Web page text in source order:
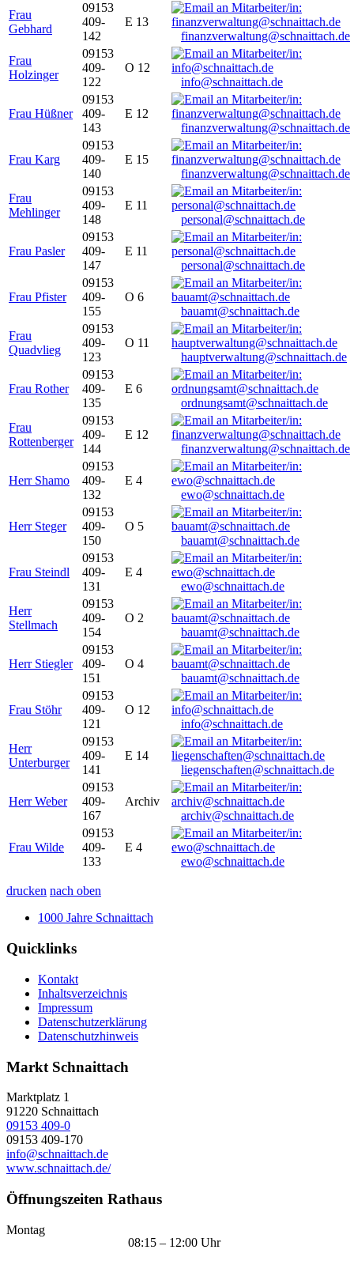
Frau
Gebhard
09153
409-
142
E 13
finanzverwaltung@schnaittach.de
Frau
Holzinger
09153
409-
122
O 12
info@schnaittach.de
Frau Hüßner
09153
409-
143
E 12
finanzverwaltung@schnaittach.de
Frau Karg
09153
409-
140
E 15
finanzverwaltung@schnaittach.de
Frau
Mehlinger
09153
409-
148
E 11
personal@schnaittach.de
Frau Pasler
09153
409-
147
E 11
personal@schnaittach.de
Frau Pfister
09153
409-
155
O 6
bauamt@schnaittach.de
Frau
Quadvlieg
09153
409-
123
O 11
hauptverwaltung@schnaittach.de
Frau Rother
09153
409-
135
E 6
ordnungsamt@schnaittach.de
Frau
Rottenberger
09153
409-
144
E 12
finanzverwaltung@schnaittach.de
Herr Shamo
09153
409-
132
E 4
ewo@schnaittach.de
Herr Steger
09153
409-
150
O 5
bauamt@schnaittach.de
Frau Steindl
09153
409-
131
E 4
ewo@schnaittach.de
Herr
Stellmach
09153
409-
154
O 2
bauamt@schnaittach.de
Herr Stiegler
09153
409-
151
O 4
bauamt@schnaittach.de
Frau Stöhr
09153
409-
121
O 12
info@schnaittach.de
Herr
Unterburger
09153
409-
141
E 14
liegenschaften@schnaittach.de
Herr Weber
09153
409-
167
Archiv
archiv@schnaittach.de
Frau Wilde
09153
409-
133
E 4
ewo@schnaittach.de
drucken nach oben
1000 Jahre Schnaittach
Quicklinks
Kontakt
Inhaltsverzeichnis
Impressum
Datenschutzerklärung
Datenschutzhinweis
Markt Schnaittach
Marktplatz 1
91220 Schnaittach
09153 409-0
09153 409-170
info@schnaittach.de
www.schnaittach.de/
Öffnungszeiten Rathaus
Montag
08:15 – 12:00 Uhr